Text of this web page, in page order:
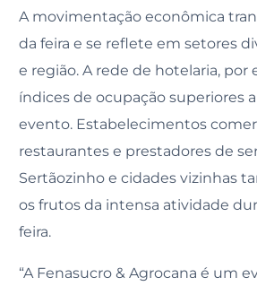
A movimentação econômica
da feira e se reflete em setores
e região. A rede de hotelaria, por
índices de ocupação superiores
evento. Estabelecimentos
restaurantes e prestadores de
Sertãozinho e cidades vizinhas
os frutos da intensa atividade
feira.
“A Fenasucro & Agrocana é um